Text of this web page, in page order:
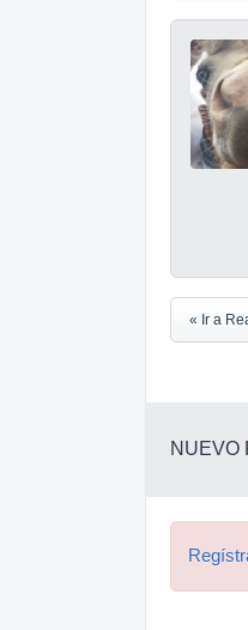
« Ir a
NUEVO